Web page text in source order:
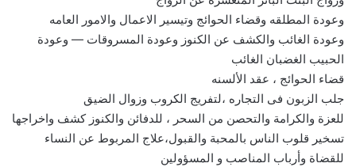
وعودة المطلقه وقضاء الحوائج وتيسير الاعمال والامور العامه
وعودة الغائب والكشف عن الكنوز وعودة المسروقات — وعودة
الحبيب الغضبان الغائب
قضاء الحوائج ، عقد الألسنه
جلب الزبون فى التجاره ،لتفريج الكروب وزوال الضيق
للعزة والكرامة والتحصن من السحر ، للدفائن والكنوز كشف واخراجها
تسخير قلوب الناس بالمحبة والقبول،علاج المربوط عن النساء
للقضاة وأرباب المناصب و المسؤولين